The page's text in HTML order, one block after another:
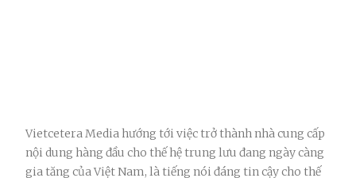
Vietcetera Media hướng tới việc trở thành nhà cung cấp
nội dung hàng đầu cho thế hệ trung lưu đang ngày càng
gia tăng của Việt Nam, là tiếng nói đáng tin cậy cho thế